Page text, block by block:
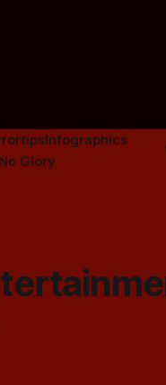
Infographics
Glory